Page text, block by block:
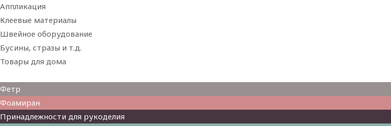
Аппликация
Клеевые материалы
Швейное оборудование
Бусины, стразы и т.д.
Товары для дома
Фетр
Фоамиран
Принадлежности для рукоделия